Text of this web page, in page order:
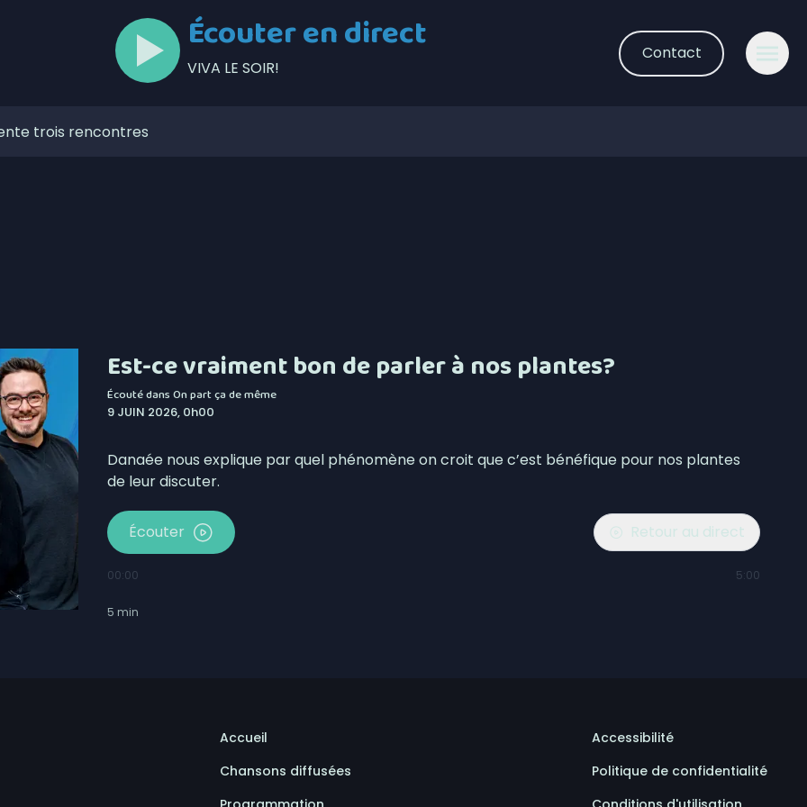
Écouter en direct
VIVA LE SOIR!
Contact
trois rencontres
la Société portuaire du Bas-Saint-Laurent et de la
en candidatures du Gala de l’Excellence
conserve son avance dans les intentions de vote
fil 5G à Matane-sur-Mer
le début des séries de la division masculine de la
à Saint-Ulric
Est-ce vraiment bon de parler à nos plantes?
Écouté dansOn part ça de même
9 JUIN 2026, 0h00
Danaée nous explique par quel phénomène on croit que c’est bénéfique pour nos plantes
de leur discuter.
Écouter Retour au direct
00:00 5:00
5 min
Accueil
Chansons diffusées
Accessibilité
Politique de confidentialité